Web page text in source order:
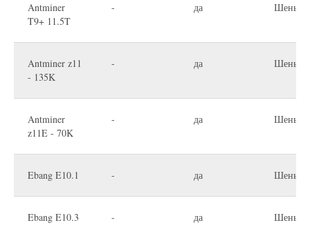
Antminer
T9+ 11.5T
- да
Antminer z11
- 135K
- да
Antminer
z11E - 70K
- да
Ebang E10.1 - да
Ebang E10.3 - да